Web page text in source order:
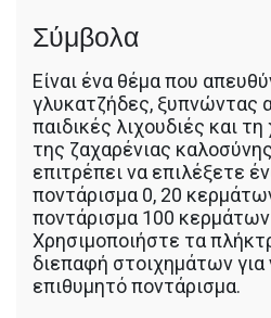
Σύμβολα
Είναι ένα θέμα που
γλυκατζήδες, ξυπνώντας
παιδικές λιχουδιές και
της ζαχαρένιας
επιτρέπει να επιλέξετε
ποντάρισμα 0, 20
ποντάρισμα 100
Χρησιμοποιήστε τα
διεπαφή στοιχημάτων για
επιθυμητό ποντάρισμα.